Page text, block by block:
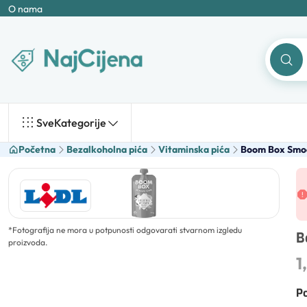
O nama
SveKategorije
Početna Bezalkoholna pića Vitaminska pića Boom Box
*Fotografija ne mora u potpunosti odgovarati stvarnom izgledu
proizvoda.